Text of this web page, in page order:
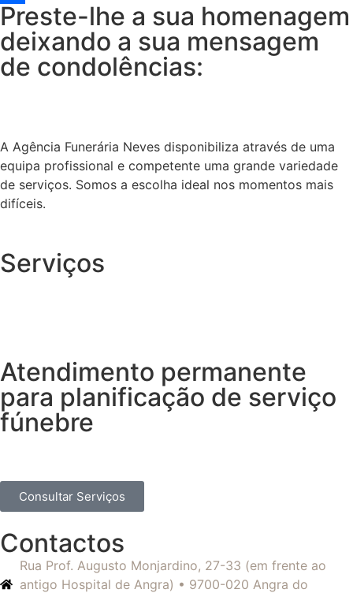
Share
Preste-lhe a sua homenagem
deixando a sua mensagem
de condolências:
A Agência Funerária Neves disponibiliza através de uma
equipa profissional e competente uma grande variedade
de serviços. Somos a escolha ideal nos momentos mais
difíceis.
Serviços
Atendimento permanente
para planificação de serviço
fúnebre
Consultar Serviços
Contactos
Rua Prof. Augusto Monjardino, 27-33 (em frente ao
antigo Hospital de Angra) • 9700-020 Angra do